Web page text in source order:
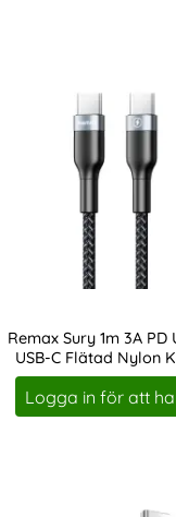
Remax Sury 1m 3A PD
USB-C Flätad Nylon
Svart
Art. nr 14629
Logga in för att